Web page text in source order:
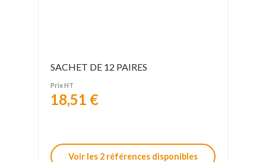
SACHET DE 12 PAIRES
Prix HT
18,51 €
Voir les 2 références disponibles